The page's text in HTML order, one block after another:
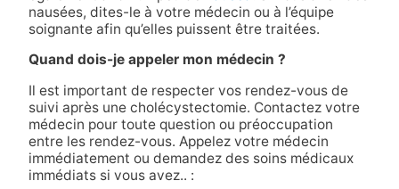
nausées, dites-le à votre médecin ou à l’équipe
soignante afin qu’elles puissent être traitées.
Quand dois-je appeler mon médecin ?
Il est important de respecter vos rendez-vous de
suivi après une cholécystectomie. Contactez votre
médecin pour toute question ou préoccupation
entre les rendez-vous. Appelez votre médecin
immédiatement ou demandez des soins médicaux
immédiats si vous avez.. :